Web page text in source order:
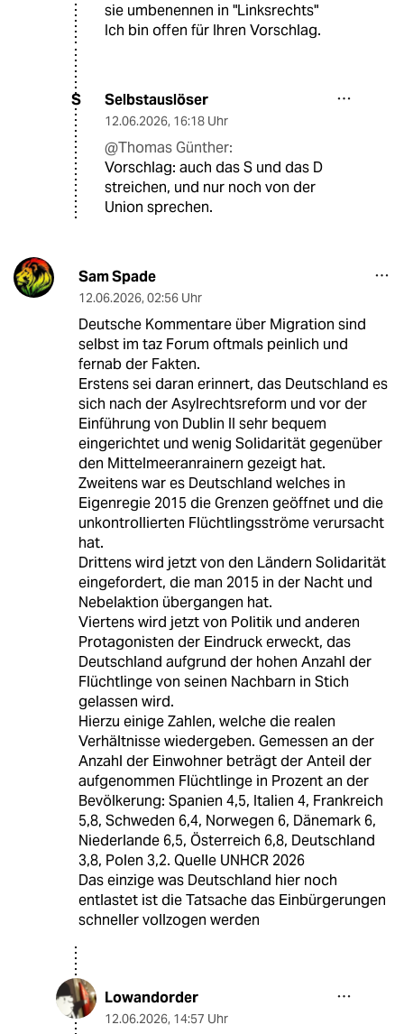
sie umbenennen in "Linksrechts"
Ich bin offen für Ihren Vorschlag.
S Selbstauslöser
12.06.2026, 16:18 Uhr
@Thomas Günther:
Vorschlag: auch das S und das D
streichen, und nur noch von der
Union sprechen.
Sam Spade
12.06.2026, 02:56 Uhr
Deutsche Kommentare über Migration sind
selbst im taz Forum oftmals peinlich und
fernab der Fakten.
Erstens sei daran erinnert, das Deutschland es
sich nach der Asylrechtsreform und vor der
Einführung von Dublin II sehr bequem
eingerichtet und wenig Solidarität gegenüber
den Mittelmeeranrainern gezeigt hat.
Zweitens war es Deutschland welches in
Eigenregie 2015 die Grenzen geöffnet und die
unkontrollierten Flüchtlingsströme verursacht
hat.
Drittens wird jetzt von den Ländern Solidarität
eingefordert, die man 2015 in der Nacht und
Nebelaktion übergangen hat.
Viertens wird jetzt von Politik und anderen
Protagonisten der Eindruck erweckt, das
Deutschland aufgrund der hohen Anzahl der
Flüchtlinge von seinen Nachbarn in Stich
gelassen wird.
Hierzu einige Zahlen, welche die realen
Verhältnisse wiedergeben. Gemessen an der
Anzahl der Einwohner beträgt der Anteil der
aufgenommen Flüchtlinge in Prozent an der
Bevölkerung: Spanien 4,5, Italien 4, Frankreich
5,8, Schweden 6,4, Norwegen 6, Dänemark 6,
Niederlande 6,5, Österreich 6,8, Deutschland
3,8, Polen 3,2. Quelle UNHCR 2026
Das einzige was Deutschland hier noch
entlastet ist die Tatsache das Einbürgerungen
schneller vollzogen werden
Lowandorder
12.06.2026, 14:57 Uhr